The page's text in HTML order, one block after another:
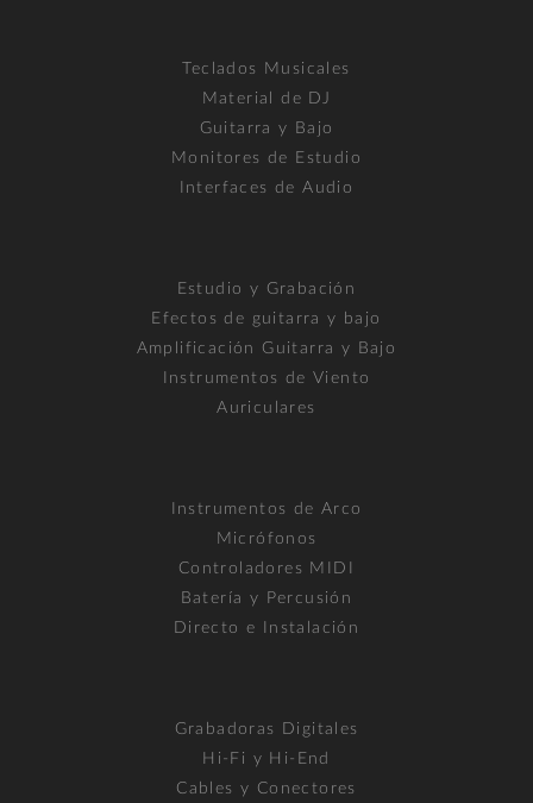
Teclados Musicales
Material de DJ
Guitarra y Bajo
Monitores de Estudio
Interfaces de Audio
Estudio y Grabación
Efectos de guitarra y bajo
Amplificación Guitarra y Bajo
Instrumentos de Viento
Auriculares
Instrumentos de Arco
Micrófonos
Controladores MIDI
Batería y Percusión
Directo e Instalación
Grabadoras Digitales
Hi-Fi y Hi-End
Cables y Conectores